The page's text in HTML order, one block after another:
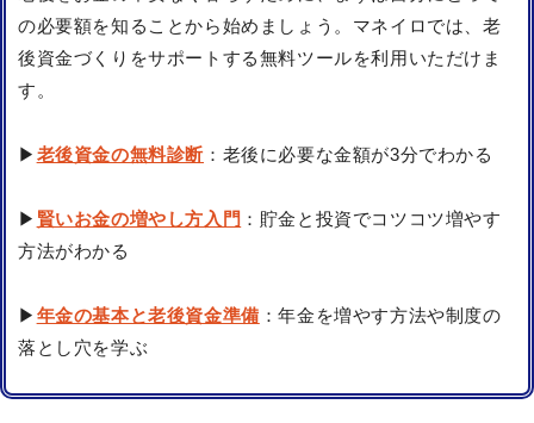
の必要額を知ることから始めましょう。マネイロでは、老
後資金づくりをサポートする無料ツールを利用いただけま
す。
▶ 老後資金の無料診断 ：老後に必要な金額が3分でわかる
▶ 賢いお金の増やし方入門 ：貯金と投資でコツコツ増やす
方法がわかる
▶ 年金の基本と老後資金準備 ：年金を増やす方法や制度の
落とし穴を学ぶ